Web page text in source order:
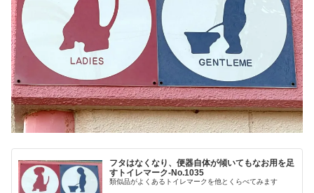
フタはなくなり、便器自体が傾いてもなお用を足
すトイレマーク‐No.1035
類似品がよくあるトイレマークを他とくらべてみます